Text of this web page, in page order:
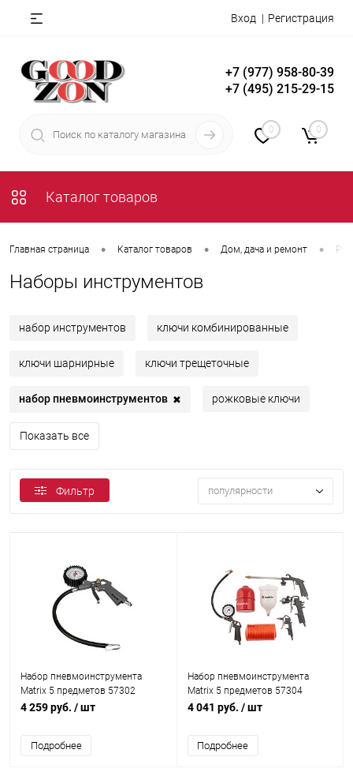
Вход Регистрация
+7 (977) 958-80-39
+7 (495) 215-29-15
0 0
Каталог товаров
Главная страница • Каталог товаров • Дом, дача и ремонт •
Наборы инструментов
набор инструментов ключи комбинированные
ключи шарнирные ключи трещеточные
набор пневмоинструментов ✖ рожковые ключи
Показать все
Фильтр популярности
Набор пневмоинструмента
Matrix 5 предметов 57302
4 259 руб. / шт
Подробнее
Набор пневмоинструмента
Matrix 5 предметов 57304
4 041 руб. / шт
Подробнее